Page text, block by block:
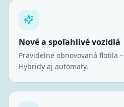
Nové a spoľahlivé vozidlá
Pravidelne obnovovaná flotila –
Hybridy aj automaty.